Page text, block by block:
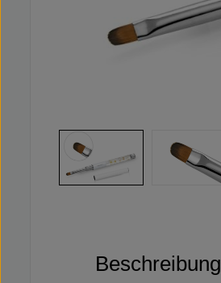
Beschreibung